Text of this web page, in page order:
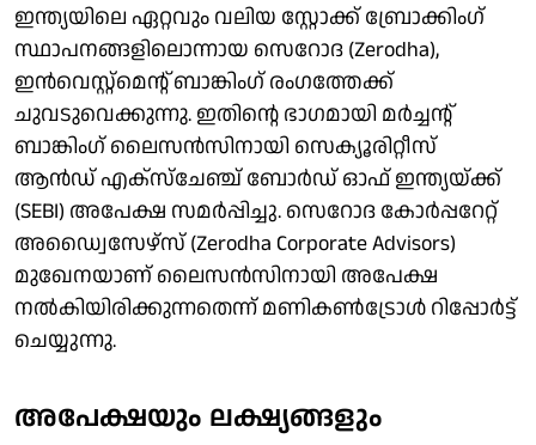
ഇന്ത്യയിലെ ഏറ്റവും വലിയ സ്റ്റോക്ക് ബ്രോക്കിംഗ്
സ്ഥാപനങ്ങളിലൊന്നായ സെറോദ (Zerodha),
ഇൻവെസ്റ്റ്‌മെന്റ് ബാങ്കിംഗ് രംഗത്തേക്ക്
ചുവടുവെക്കുന്നു. ഇതിന്റെ ഭാഗമായി മർച്ചന്റ്
ബാങ്കിംഗ് ലൈസൻസിനായി സെക്യൂരിറ്റീസ്
ആൻഡ് എക്സ്ചേഞ്ച് ബോർഡ് ഓഫ് ഇന്ത്യയ്ക്ക്
(SEBI) അപേക്ഷ സമർപ്പിച്ചു. സെറോദ കോർപ്പറേറ്റ്
അഡ്വൈസേഴ്‌സ് (Zerodha Corporate Advisors)
മുഖേനയാണ് ലൈസൻസിനായി അപേക്ഷ
നൽകിയിരിക്കുന്നതെന്ന് മണികണ്‍ട്രോള്‍ റിപ്പോര്‍ട്ട്
ചെയ്യുന്നു.
അപേക്ഷയും ലക്ഷ്യങ്ങളും